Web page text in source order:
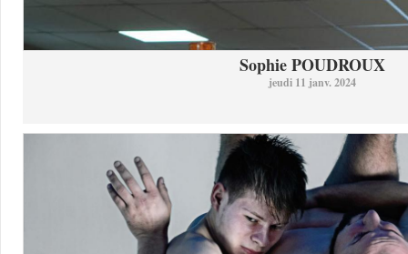
Sophie POUDROUX
jeudi 11 janv. 2024